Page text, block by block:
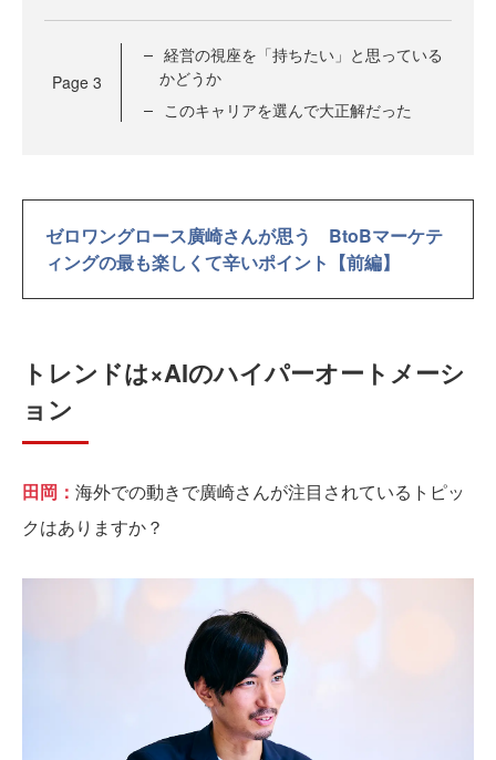
Page 3
経営の視座を「持ちたい」と思っている
かどうか
このキャリアを選んで大正解だった
ゼロワングロース廣崎さんが思う BtoBマーケテ
ィングの最も楽しくて辛いポイント【前編】
トレンドは×AIのハイパーオートメーシ
ョン
田岡： 海外での動きで廣崎さんが注目されているトピッ
クはありますか？